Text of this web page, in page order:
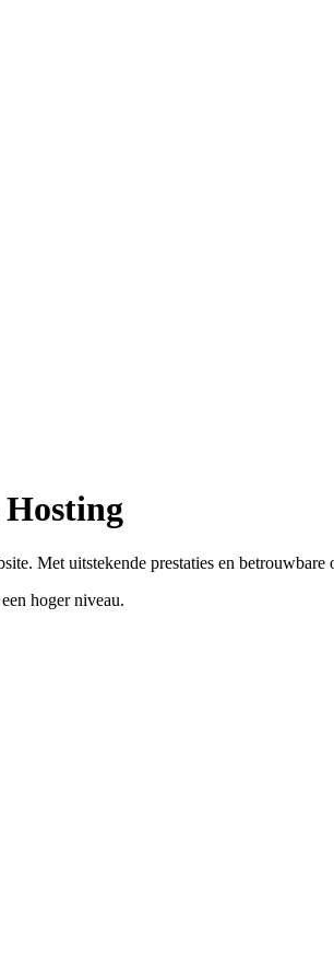
Hosting
Met uitstekende prestaties en
hoger niveau.